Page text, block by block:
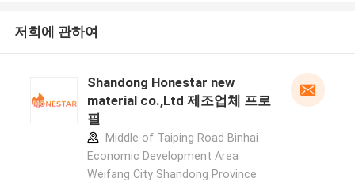
저희에 관하여
Shandong Honestar new
material co.,Ltd 제조업체 프로
필
Middle of Taiping Road Binhai
Economic Development Area
Weifang City Shandong Province